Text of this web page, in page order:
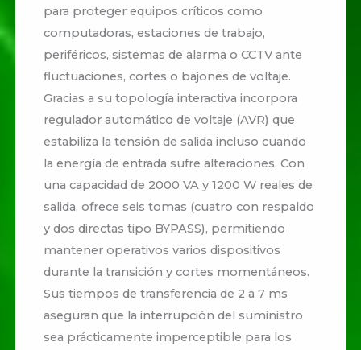
para proteger equipos críticos como
computadoras, estaciones de trabajo,
periféricos, sistemas de alarma o CCTV ante
fluctuaciones, cortes o bajones de voltaje.
Gracias a su topología interactiva incorpora
regulador automático de voltaje (AVR) que
estabiliza la tensión de salida incluso cuando
la energía de entrada sufre alteraciones. Con
una capacidad de 2000 VA y 1200 W reales de
salida, ofrece seis tomas (cuatro con respaldo
y dos directas tipo BYPASS), permitiendo
mantener operativos varios dispositivos
durante la transición y cortes momentáneos.
Sus tiempos de transferencia de 2 a 7 ms
aseguran que la interrupción del suministro
sea prácticamente imperceptible para los